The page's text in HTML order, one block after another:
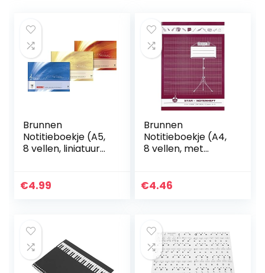
Brunnen
Notitieboekje (A5,
8 vellen, liniatuur
op kleur
€4.99
Brunnen
Notitieboekje (A4,
8 vellen, met
€4.46